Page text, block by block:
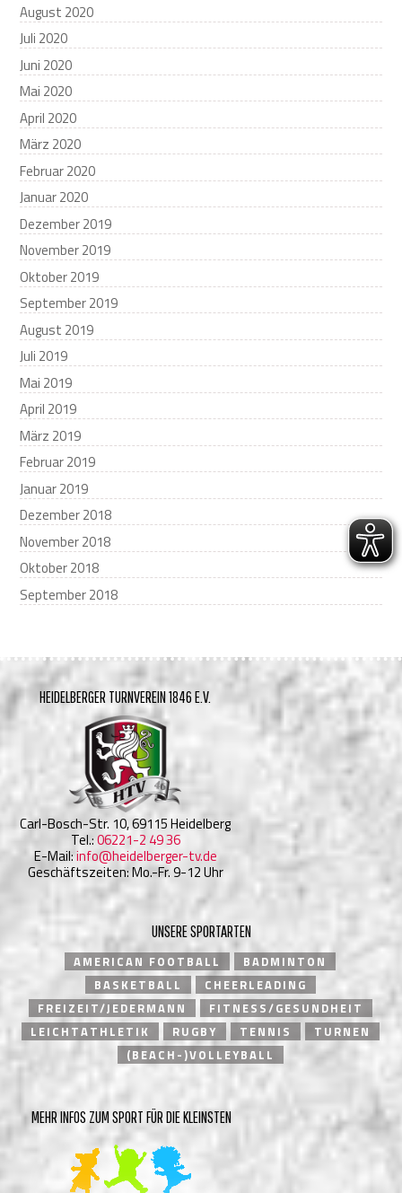
August 2020
Juli 2020
Juni 2020
Mai 2020
April 2020
März 2020
Februar 2020
Januar 2020
Dezember 2019
November 2019
Oktober 2019
September 2019
August 2019
Juli 2019
Mai 2019
April 2019
März 2019
Februar 2019
Januar 2019
Dezember 2018
November 2018
Oktober 2018
September 2018
HEIDELBERGER TURNVEREIN 1846 E.V.
Carl-Bosch-Str. 10, 69115 Heidelberg
Tel.:06221-2 49 36
E-Mail:info@heidelberger-tv.de
Geschäftszeiten: Mo.-Fr. 9-12 Uhr
UNSERE SPORTARTEN
AMERICAN FOOTBALL
BADMINTON
BASKETBALL
CHEERLEADING
FREIZEIT/JEDERMANN
FITNESS/GESUNDHEIT
LEICHTATHLETIK
RUGBY TENNIS
TURNEN
(BEACH-)VOLLEYBALL
MEHR INFOS ZUM SPORT FÜR DIE KLEINSTEN